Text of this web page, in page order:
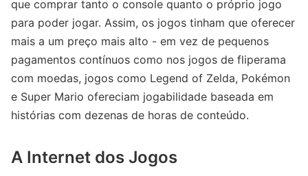
que comprar tanto o console quanto o próprio jogo
para poder jogar. Assim, os jogos tinham que oferecer
mais a um preço mais alto - em vez de pequenos
pagamentos contínuos como nos jogos de fliperama
com moedas, jogos como Legend of Zelda, Pokémon
e Super Mario ofereciam jogabilidade baseada em
histórias com dezenas de horas de conteúdo.
A Internet dos Jogos